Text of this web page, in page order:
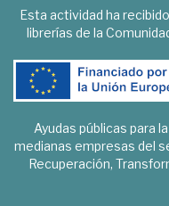
Esta actividad ha
librerías de la
Ayudas públicas para
medianas empresas del
Recuperación,